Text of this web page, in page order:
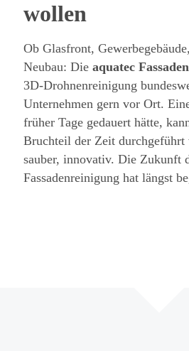
wollen
Ob Glasfront,
Neubau: Die aquatec
3D-Drohnenreinigung
Unternehmen gern vor Ort.
früher Tage gedauert hätte,
Bruchteil der Zeit durchgeführt
sauber, innovativ. Die Zukunft
Fassadenreinigung hat längst